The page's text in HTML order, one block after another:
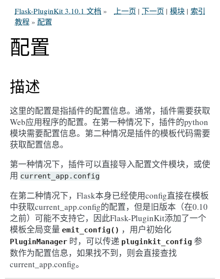
索引
模块 |
下一页 |
上一页 |
Flask-PluginKit 3.10.1 文档 »
教程 » 配置
配置
描述
这里的配置是指插件的配置信息。通常，插件需要获取
Web应用程序的配置。在第一种情况下，插件的python
模块需要配置信息。第二种情况是插件的模板代码需要
获取配置信息。
第一种情况下，插件可以直接导入配置文件模块，或使
用 current_app.config
在第二种情况下，Flask本身已经使用config直接在模板
中获取current_app.config的配置，但是旧版本（在0.10
之前）可能不支持它，因此Flask-PluginKit添加了一个
模板全局变量 emit_config() ，用户初始化
PluginManager 时，可以传递 pluginkit_config 参
数作为配置信息，如果找不到，则会直接查找
current_app.config。